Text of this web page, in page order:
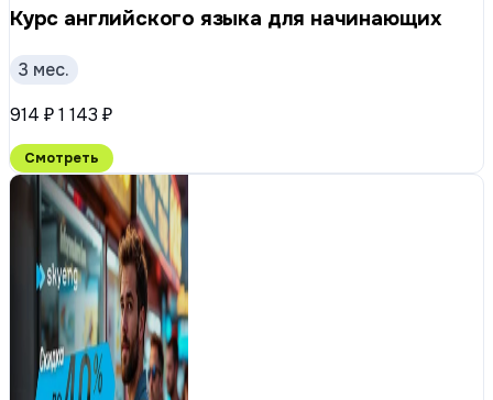
Курс английского языка для начинающих
3 мес.
914 ₽1 143 ₽
Смотреть